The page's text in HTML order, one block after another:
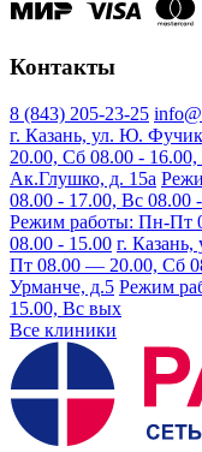
Контакты
8 (843) 205-23-25
г. Казань, ул. Ю.
20.00, Сб 08.00 -
Ак.Глушко, д. 15а
08.00 - 17.00, Вс 08.00
Режим работы: Пн-Пт
08.00 - 15.00 г.
Пт 08.00 — 20.00, Сб
Урманче, д.5 Режим
15.00, Вс вых
Все клиники